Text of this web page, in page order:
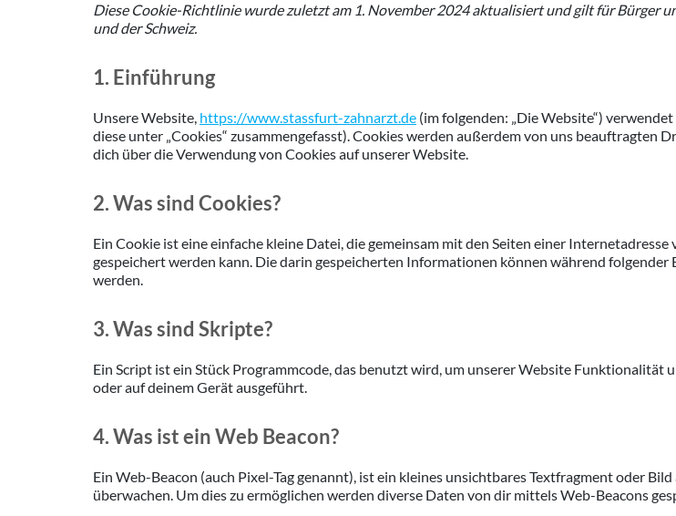
Diese Cookie-Richtlinie wurde zuletzt am 1. November 2024 aktualisiert und gilt für Bürger
und der Schweiz.
1. Einführung
Unsere Website, https://www.stassfurt-zahnarzt.de (im folgenden: „Die Website“)
diese unter „Cookies“ zusammengefasst). Cookies werden außerdem von uns
dich über die Verwendung von Cookies auf unserer Website.
2. Was sind Cookies?
Ein Cookie ist eine einfache kleine Datei, die gemeinsam mit den Seiten einer
gespeichert werden kann. Die darin gespeicherten Informationen können während
werden.
3. Was sind Skripte?
Ein Script ist ein Stück Programmcode, das benutzt wird, um unserer Website
oder auf deinem Gerät ausgeführt.
4. Was ist ein Web Beacon?
Ein Web-Beacon (auch Pixel-Tag genannt), ist ein kleines unsichtbares Textfragment oder
überwachen. Um dies zu ermöglichen werden diverse Daten von dir mittels Web-Beacons